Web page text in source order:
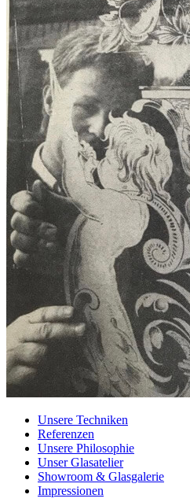
Unsere Techniken
Referenzen
Unsere Philosophie
Unser Glasatelier
Showroom & Glasgalerie
Impressionen